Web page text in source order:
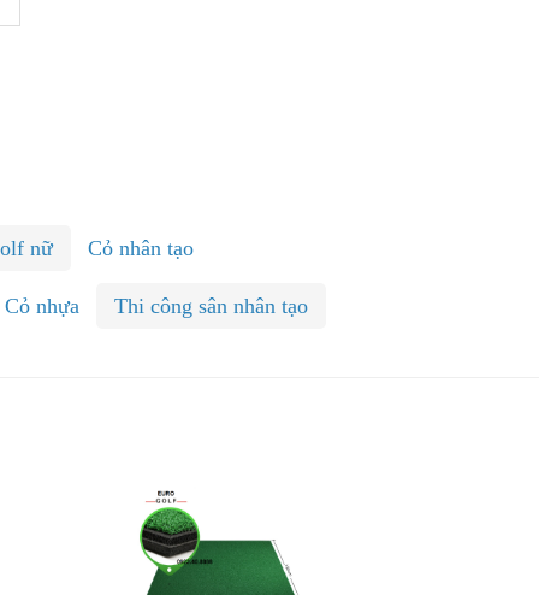
nữ Cỏ nhân tạo
Cỏ nhựa Thi công sân nhân tạo